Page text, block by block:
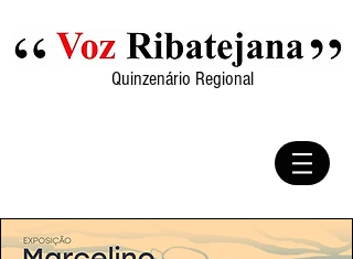
Quinzenário Regional